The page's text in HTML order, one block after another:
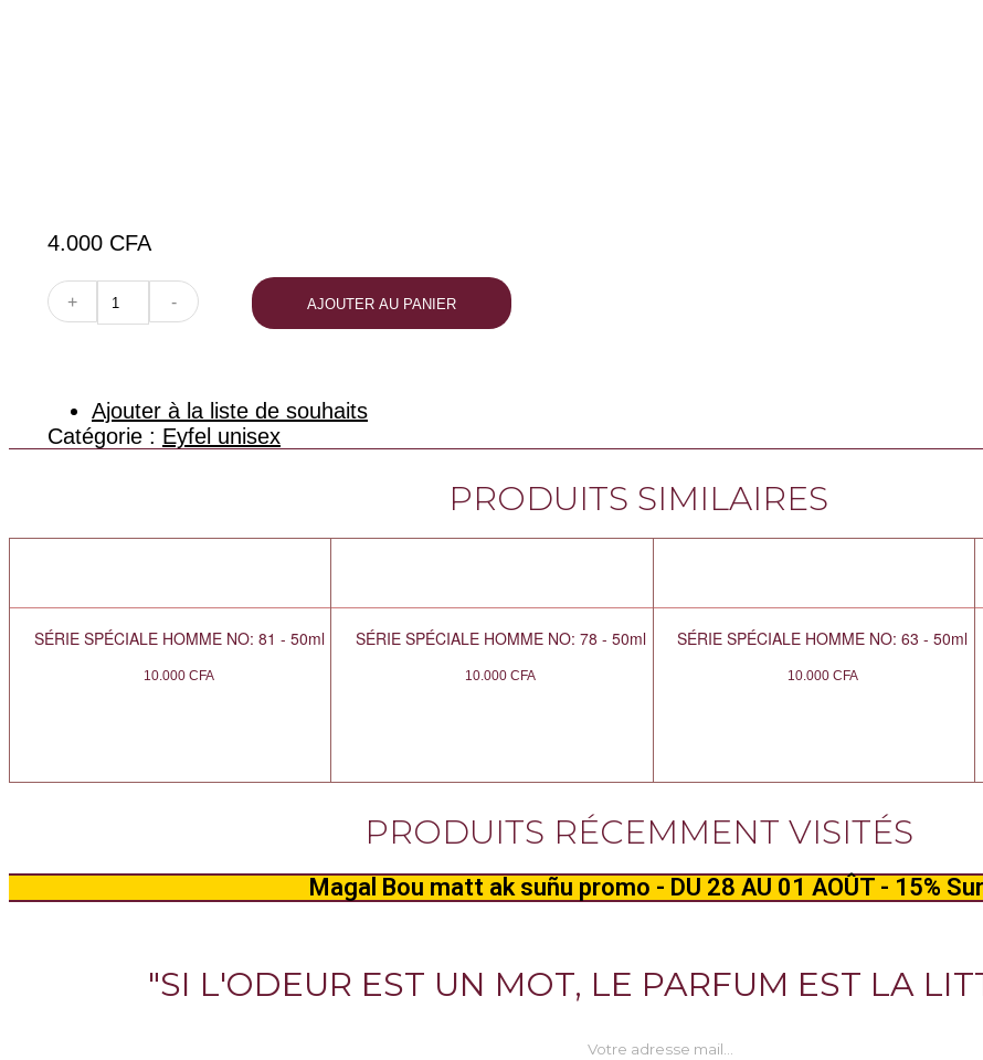
4.000 CFA
+
quantité
de
- AJOUTER AU PANIER
Ajouter à la liste de souhaits
Catégorie : Eyfel unisex
PRODUITS SIMILAIRES
SÉRIE SPÉCIALE HOMME NO: 81 - 50ml
10.000CFA
SÉRIE SPÉCIALE HOMME NO: 78 - 50ml
10.000CFA
SÉRIE SPÉCIALE HOMME NO: 63 - 50ml
10.000 CFA
PRODUITS RÉCEMMENT VISITÉS
Magal Bou matt ak suñu promo - DU 28 AU 01 AOÛT - 15%
"SI L'ODEUR EST UN MOT, LE PARFUM EST LA